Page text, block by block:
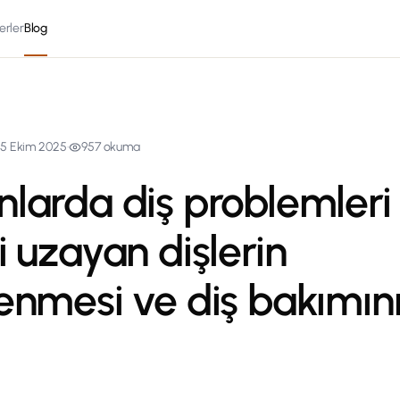
Blog
Ekim 2025· 957okuma
diş
uzayan dişlerin
ve diş